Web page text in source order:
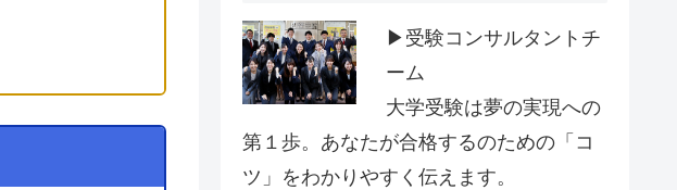
▶受験コンサルタントチ
ーム
大学受験は夢の実現への
第１歩。あなたが合格するのための「コ
ツ」をわかりやすく伝えます。